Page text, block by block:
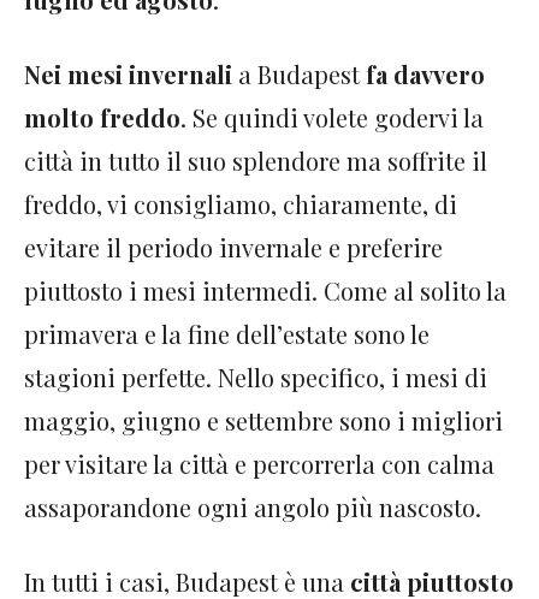
Nei mesi invernali a Budapestfa davvero
molto freddo. Se quindi volete godervi la
città in tutto il suo splendore ma soffrite il
freddo, vi consigliamo, chiaramente, di
evitare il periodo invernale e preferire
piuttosto i mesi intermedi. Come al solito la
primavera e la fine dell’estate sono le
stagioni perfette. Nello specifico, i mesi di
maggio, giugno e settembre sono i migliori
per visitare la città e percorrerla con calma
assaporandone ogni angolo più nascosto.
In tutti i casi, Budapest è una città piuttosto